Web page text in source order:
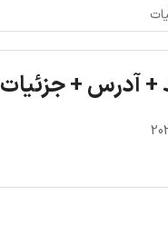
+ آدرس + جزئیات